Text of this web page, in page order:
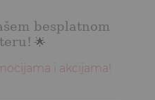
besplatnom
🌟
i akcijama!